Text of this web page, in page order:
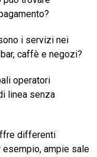
i servizi nei
caffè e negozi?
operatori
linea senza
differenti
ampie sale